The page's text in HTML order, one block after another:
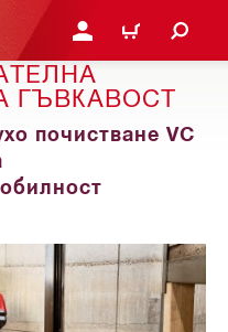
ВЛЕЗ ИЛИ СЕ
КОЛИЧКА
почистване VC